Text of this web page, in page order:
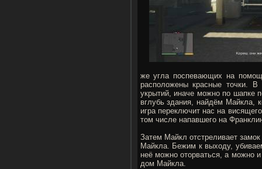
же угла поспевающих на
расположены красные точки. В
укрытий, иначе можно по шапке
вглубь здания, найдём Майкла,
игра переключит нас на
том числе напавшего на
Затем Майкл отстреливает
Майкла. Бежим к выходу,
неё можно оторваться, а можно
дом Майкла.